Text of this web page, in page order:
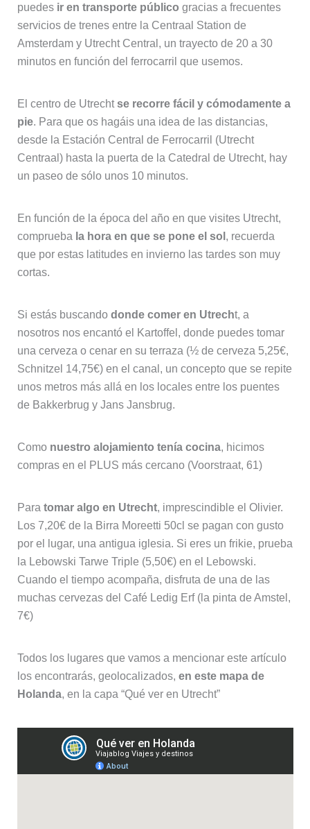
puedes ir en transporte público gracias a frecuentes
servicios de trenes entre la Centraal Station de
Amsterdam y Utrecht Central, un trayecto de 20 a 30
minutos en función del ferrocarril que usemos.
El centro de Utrechtse recorre fácil y cómodamente a
pie. Para que os hagáis una idea de las distancias,
desde la Estación Central de Ferrocarril (Utrecht
Centraal) hasta la puerta de la Catedral de Utrecht, hay
un paseo de sólo unos 10 minutos.
En función de la época del año en que visites Utrecht,
comprueba la hora en que se pone el sol , recuerda
que por estas latitudes en invierno las tardes son muy
cortas.
Si estás buscando donde comer en Utrecht, a
nosotros nos encantó el Kartoffel, donde puedes tomar
una cerveza o cenar en su terraza (½ de cerveza 5,25€,
Schnitzel 14,75€) en el canal, un concepto que se repite
unos metros más allá en los locales entre los puentes
de Bakkerbrug y Jans Jansbrug.
Como nuestro alojamiento tenía cocina, hicimos
compras en el PLUS más cercano (Voorstraat, 61)
Para tomar algo en Utrecht, imprescindible el Olivier.
Los 7,20€ de la Birra Moreetti 50cl se pagan con gusto
por el lugar, una antigua iglesia. Si eres un frikie, prueba
la Lebowski Tarwe Triple (5,50€) en el Lebowski.
Cuando el tiempo acompaña, disfruta de una de las
muchas cervezas del Café Ledig Erf (la pinta de Amstel,
7€)
Todos los lugares que vamos a mencionar este artículo
los encontrarás, geolocalizados, en este mapa de
Holanda, en la capa “Qué ver en Utrecht”